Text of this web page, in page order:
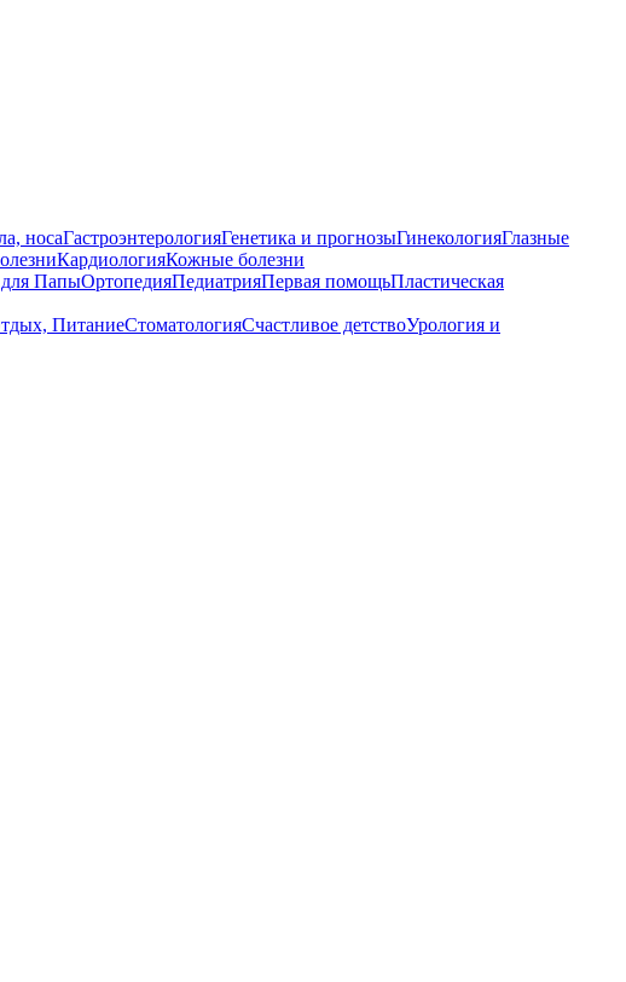
носаГастроэнтерологияГенетика и прогнозыГинекологияГлазные
КардиологияКожные болезни
ПапыОртопедияПедиатрияПервая помощьПластическая
ПитаниеСтоматологияСчастливое детствоУрология и